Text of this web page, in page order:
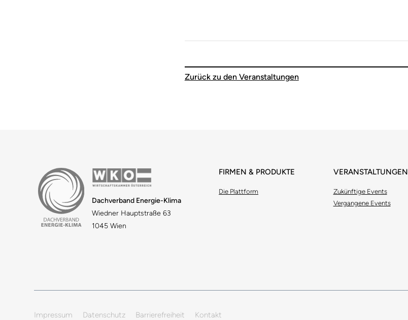
Zurück zu den Veranstaltungen
Dachverband Energie-Klima
Wiedner Hauptstraße 63
1045 Wien
FIRMEN & PRODUKTE
Die Plattform
VERANSTALTUNGEN
Zukünftige Events
Vergangene Events
Impressum Datenschutz Barrierefreiheit Kontakt